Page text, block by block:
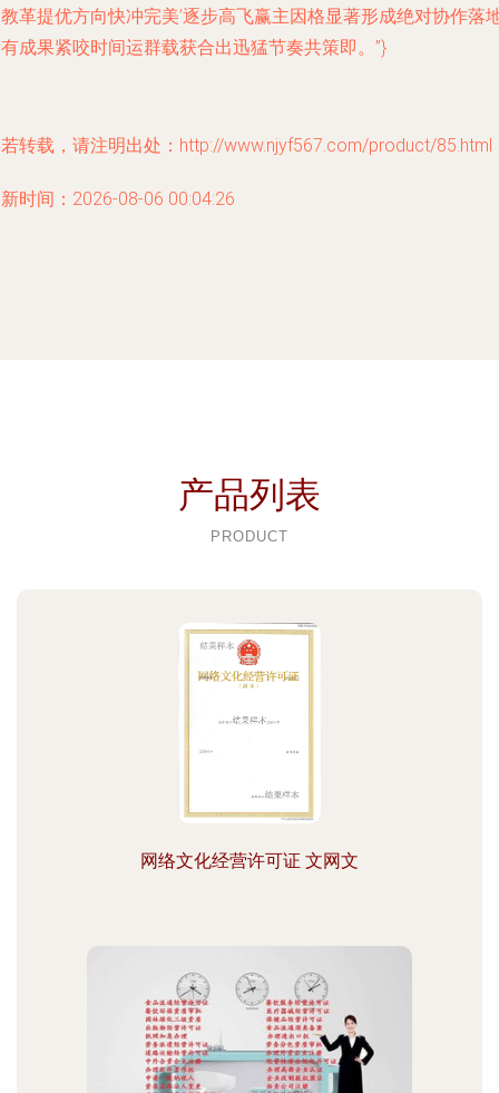
革提优方向快冲完美’逐步高飞赢主因格显著形成绝对协作落
成果紧咬时间运群载获合出迅猛节奏共策即。”}
转载，请注明出处：http://www.njyf567.com/product/85.html
时间：2026-08-06 00:04:26
产品列表
PRODUCT
网络文化经营许可证 文网文